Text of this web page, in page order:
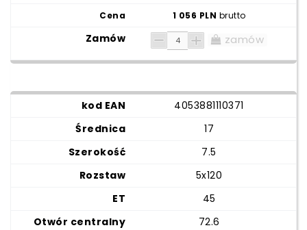
1 056 PLN brutto
zamów
4053881110371
17
7.5
5x120
45
72.6